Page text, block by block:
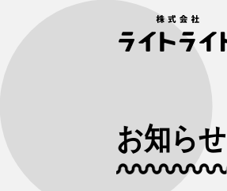
お知らせ